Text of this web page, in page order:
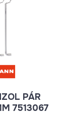
PÁR
7513067